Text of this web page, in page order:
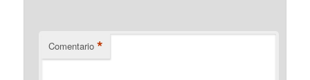
Comentario *